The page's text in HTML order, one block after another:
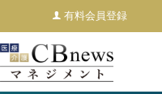
有料会員登録